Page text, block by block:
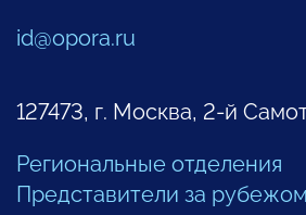
id@opora.ru
127473, г. Москва, 2-й
Региональные отделения
Представители за рубежом